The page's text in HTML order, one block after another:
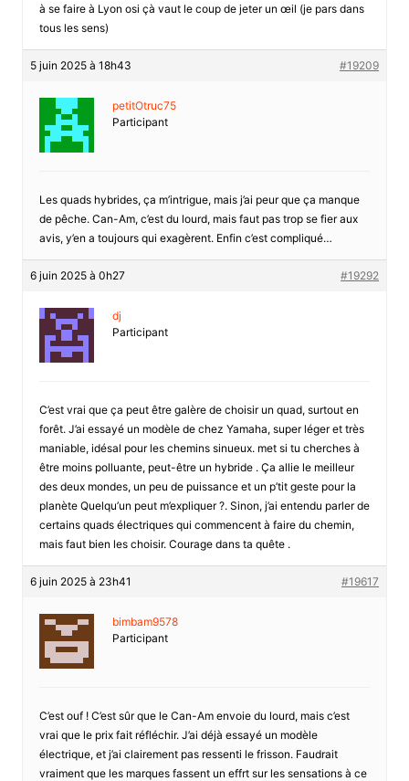
à se faire à Lyon osi çà vaut le coup de jeter un œil (je pars dans
tous les sens)
5 juin 2025 à 18h43 #19209
petitOtruc75
Participant
Les quads hybrides, ça m’intrigue, mais j’ai peur que ça manque
de pêche. Can-Am, c’est du lourd, mais faut pas trop se fier aux
avis, y’en a toujours qui exagèrent. Enfin c’est compliqué…
6 juin 2025 à 0h27 #19292
dj
Participant
C’est vrai que ça peut être galère de choisir un quad, surtout en
forêt. J’ai essayé un modèle de chez Yamaha, super léger et très
maniable, idésal pour les chemins sinueux. met si tu cherches à
être moins polluante, peut-être un hybride . Ça allie le meilleur
des deux mondes, un peu de puissance et un p’tit geste pour la
planète Quelqu’un peut m’expliquer ?. Sinon, j’ai entendu parler de
certains quads électriques qui commencent à faire du chemin,
mais faut bien les choisir. Courage dans ta quête .
6 juin 2025 à 23h41 #19617
bimbam9578
Participant
C’est ouf ! C’est sûr que le Can-Am envoie du lourd, mais c’est
vrai que le prix fait réfléchir. J’ai déjà essayé un modèle
électrique, et j’ai clairement pas ressenti le frisson. Faudrait
vraiment que les marques fassent un effrt sur les sensations à ce